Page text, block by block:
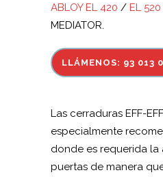
ABLOY EL 420 / EL 520
MEDIATOR.
LLÁMENOS: 93 013
Las cerraduras EFF-
especialmente
donde es requerida
puertas de manera